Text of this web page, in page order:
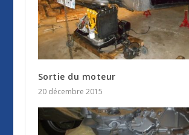
Sortie du moteur
20 décembre 2015